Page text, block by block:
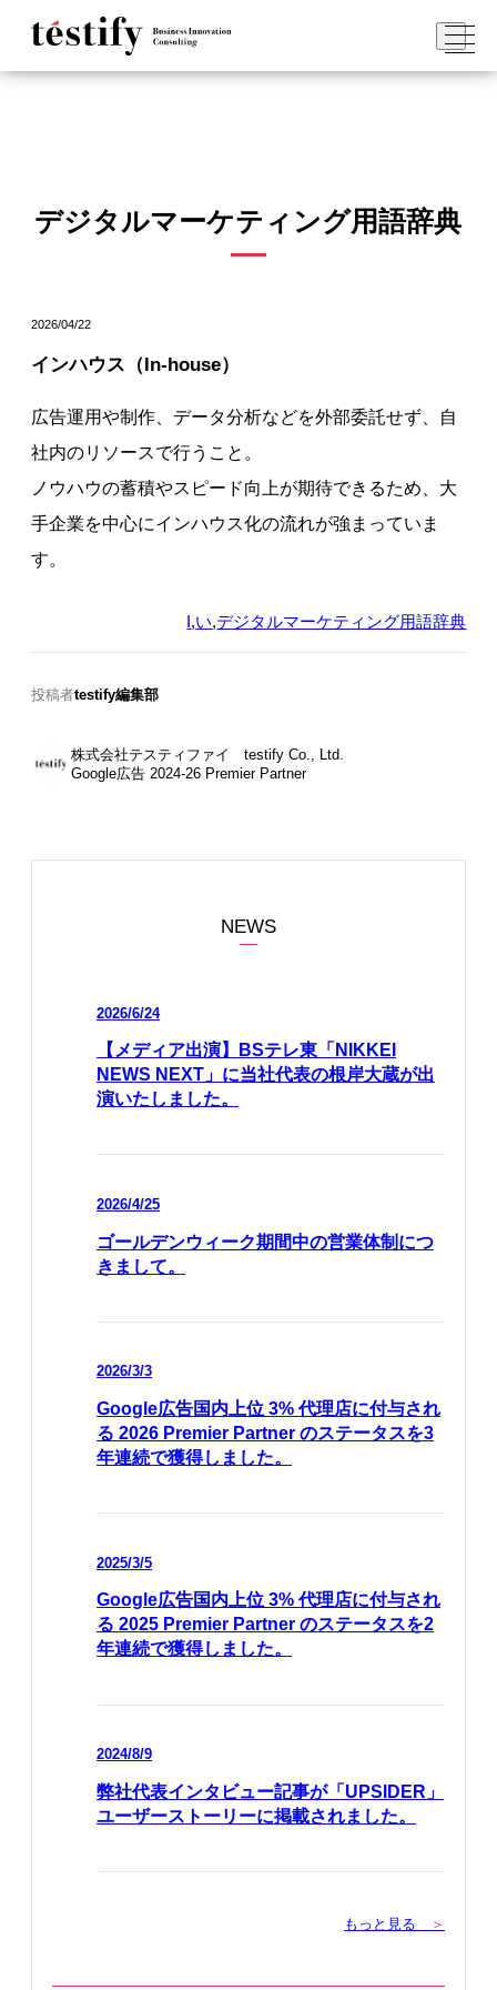
デジタルマーケティング用語辞典
2026/04/22
インハウス（In-house）
広告運用や制作、データ分析などを外部委託せず、自
社内のリソースで行うこと。
ノウハウの蓄積やスピード向上が期待できるため、大
手企業を中心にインハウス化の流れが強まっていま
す。
I,い,デジタルマーケティング用語辞典
投稿者testify編集部
株式会社テスティファイ testify Co., Ltd.
Google広告 2024-26 Premier Partner
NEWS
2026/6/24
【メディア出演】BSテレ東「NIKKEI
NEWS NEXT」に当社代表の根岸大蔵が出
演いたしました。
2026/4/25
ゴールデンウィーク期間中の営業体制につ
きまして。
2026/3/3
Google広告国内上位 3% 代理店に付与され
る 2026 Premier Partner のステータスを3
年連続で獲得しました。
2025/3/5
Google広告国内上位 3% 代理店に付与され
る 2025 Premier Partner のステータスを2
年連続で獲得しました。
2024/8/9
弊社代表インタビュー記事が「UPSIDER」
ユーザーストーリーに掲載されました。
もっと見る ＞